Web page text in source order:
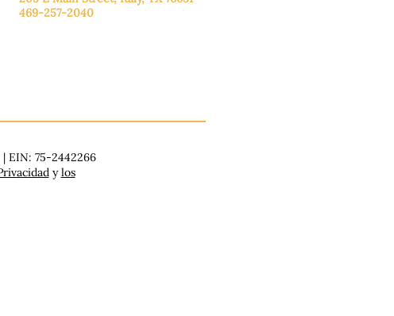
469-257-2040
EIN: 75-2442266
ylos